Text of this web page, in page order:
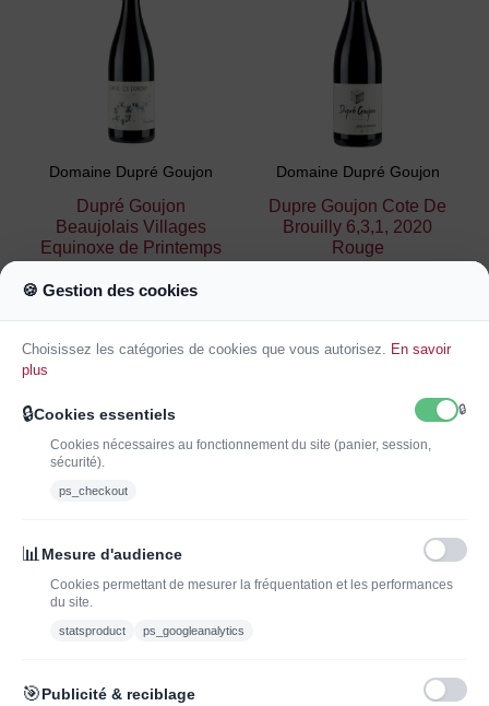
Domaine Dupré Goujon
Dupré Goujon
Beaujolais Villages
Equinoxe de Printemps
17,50 €
Ajouter au
Domaine Dupré Goujon
Dupre Goujon Cote De
Brouilly 6,3,1, 2020
Rouge
J'ADOPTEUNVIN
J'ai lu et j'accepte les conditions générales de vente
🍪 Gestion des cookies
Choisissez les catégories de cookies que vous autorisez. En savoir
plus
🔒Cookies essentiels 🔒
Cookies nécessaires au fonctionnement du site (panier, session,
sécurité).
ps_checkout
📊 Mesure d'audience
Cookies permettant de mesurer la fréquentation et les performances
du site.
statsproduct ps_googleanalytics
🎯Publicité & reciblage